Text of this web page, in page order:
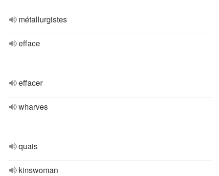
métallurgistes
efface
effacer
wharves
quais
kinswoman